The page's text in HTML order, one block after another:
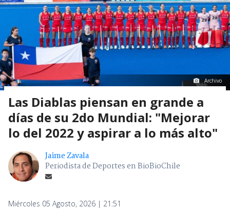
Archivo
Las Diablas piensan en grande a
días de su 2do Mundial: "Mejorar
lo del 2022 y aspirar a lo más alto"
Jaime Zavala
Periodista de Deportes en BioBioChile
Miércoles 05 Agosto, 2026 | 21:51